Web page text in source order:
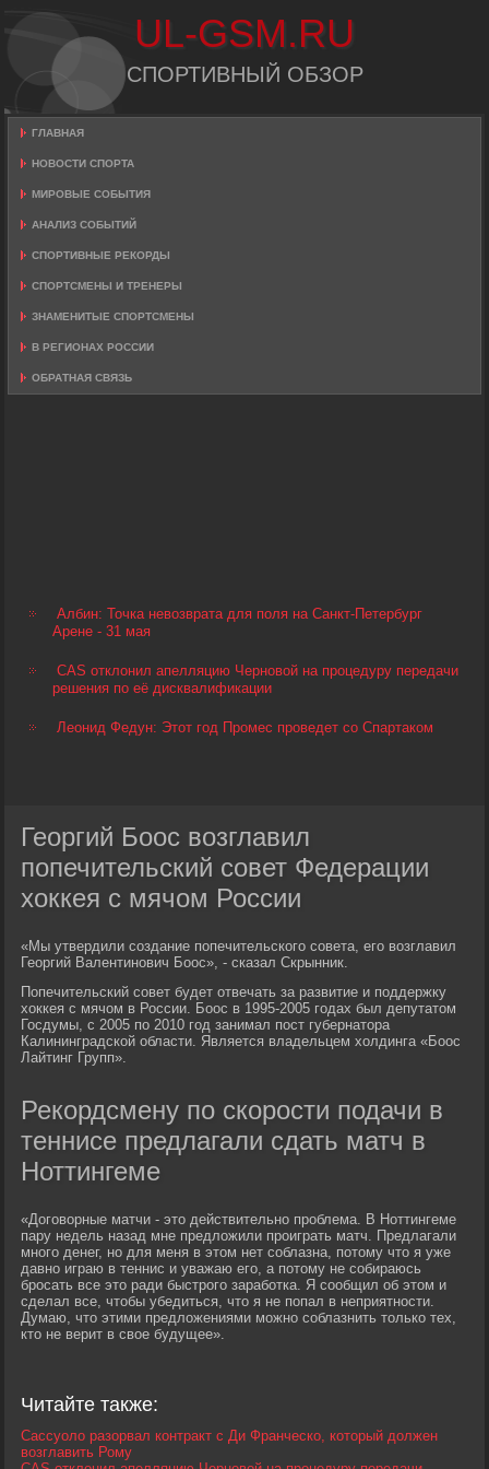
UL-GSM.RU
СПОРТИВНЫЙ ОБЗОР
ГЛАВНАЯ
НОВОСТИ СПОРТА
МИРОВЫЕ СОБЫТИЯ
АНАЛИЗ СОБЫТИЙ
СПОРТИВНЫЕ РЕКОРДЫ
СПОРТСМЕНЫ И ТРЕНЕРЫ
ЗНАМЕНИТЫЕ СПОРТСМЕНЫ
В РЕГИОНАХ РОССИИ
ОБРАТНАЯ СВЯЗЬ
Албин: Точка невозврата для поля на Санкт-Петербург
Арене - 31 мая
CAS отклонил апелляцию Черновой на процедуру передачи
решения по её дисквалификации
Леонид Федун: Этот год Промес проведет со Спартаком
Георгий Боос возглавил
попечительский совет Федерации
хоккея с мячом России
«Мы утвердили создание попечительского совета, его возглавил
Георгий Валентинович Боос», - сказал Скрынник.
Попечительский совет будет отвечать за развитие и поддержку
хоккея с мячом в России. Боос в 1995-2005 годах был депутатом
Госдумы, с 2005 по 2010 год занимал пост губернатора
Калининградской области. Является владельцем холдинга «Боос
Лайтинг Групп».
Рекордсмену по скорости подачи в
теннисе предлагали сдать матч в
Ноттингеме
«Договорные матчи - это действительно проблема. В Ноттингеме
пару недель назад мне предложили проиграть матч. Предлагали
много денег, но для меня в этом нет соблазна, потому что я уже
давно играю в теннис и уважаю его, а потому не собираюсь
бросать все это ради быстрого заработка. Я сообщил об этом и
сделал все, чтобы убедиться, что я не попал в неприятности.
Думаю, что этими предложениями можно соблазнить только тех,
кто не верит в свое будущее».
Читайте также:
Сассуоло разорвал контракт с Ди Франческо, который должен
возглавить Рому